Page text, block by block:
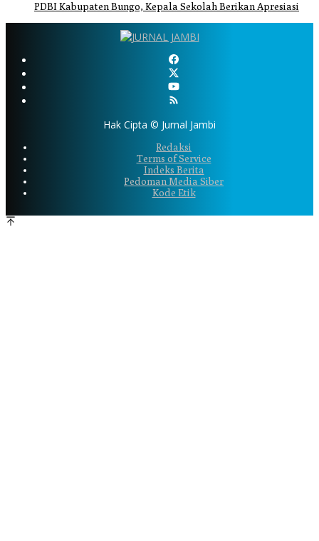
PDBI Kabupaten Bungo, Kepala Sekolah Berikan Apresiasi
Hak Cipta © Jurnal Jambi
Redaksi
Terms of Service
Indeks Berita
Pedoman Media Siber
Kode Etik